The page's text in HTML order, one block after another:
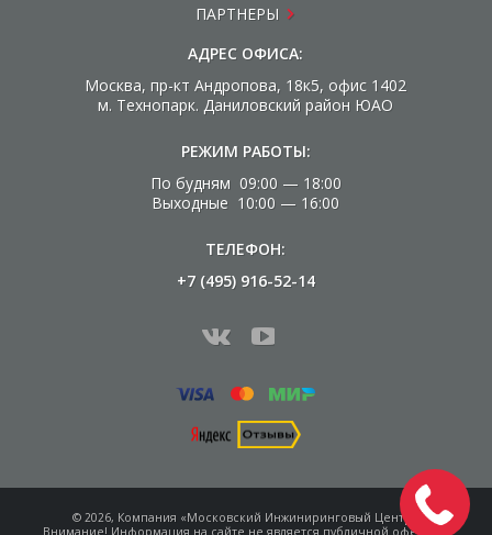
ПАРТНЕРЫ
АДРЕС ОФИСА:
Москва, пр-кт Андропова, 18к5, офис 1402
м. Технопарк. Даниловский район ЮАО
РЕЖИМ РАБОТЫ:
По будням 09:00 — 18:00
Выходные 10:00 — 16:00
ТЕЛЕФОН:
+7 (495) 916-52-14
© 2026, Компания «Московский Инжиниринговый Центр»